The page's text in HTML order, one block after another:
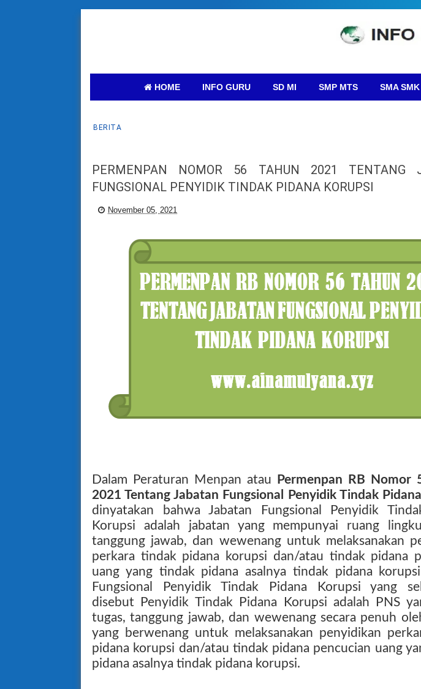
HOME INFO GURU SD MI SMP MTS SMA SMK
BERITA
PERMENPAN NOMOR 56 TAHUN 2021 TENTANG
FUNGSIONAL PENYIDIK TINDAK PIDANA KORUPSI
November 05, 2021
Dalam Peraturan Menpan atau
Permenpan RB Nomor
2021 Tentang Jabatan Fungsional Penyidik Tindak
dinyatakan bahwa Jabatan Fungsional Penyidik
Korupsi adalah jabatan yang mempunyai ruang
tanggung jawab, dan wewenang untuk melaksanakan
perkara tindak pidana korupsi dan/atau tindak pidana
uang yang tindak pidana asalnya tindak pidana
Fungsional Penyidik Tindak Pidana Korupsi yang
disebut Penyidik Tindak Pidana Korupsi adalah PNS
tugas, tanggung jawab, dan wewenang secara penuh
yang berwenang untuk melaksanakan penyidikan
pidana korupsi dan/atau tindak pidana pencucian uang
pidana asalnya tindak pidana korupsi.